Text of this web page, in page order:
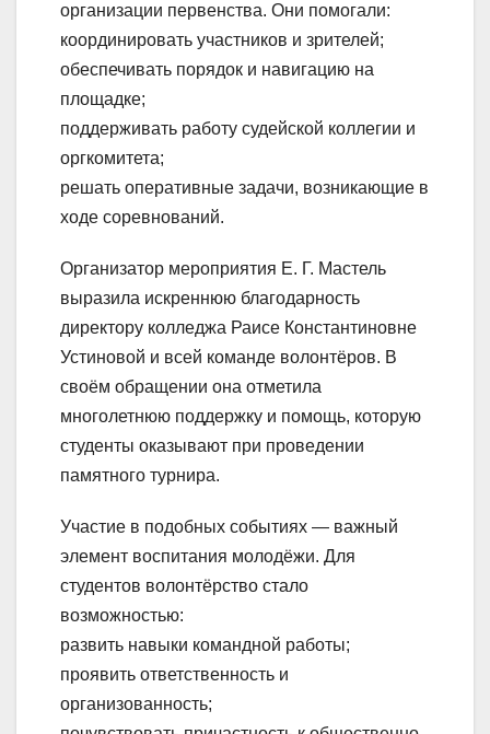
организации первенства. Они помогали:
координировать участников и зрителей;
обеспечивать порядок и навигацию на
площадке;
поддерживать работу судейской коллегии и
оргкомитета;
решать оперативные задачи, возникающие в
ходе соревнований.
Организатор мероприятия Е. Г. Мастель
выразила искреннюю благодарность
директору колледжа Раисе Константиновне
Устиновой и всей команде волонтёров. В
своём обращении она отметила
многолетнюю поддержку и помощь, которую
студенты оказывают при проведении
памятного турнира.
Участие в подобных событиях — важный
элемент воспитания молодёжи. Для
студентов волонтёрство стало
возможностью:
развить навыки командной работы;
проявить ответственность и
организованность;